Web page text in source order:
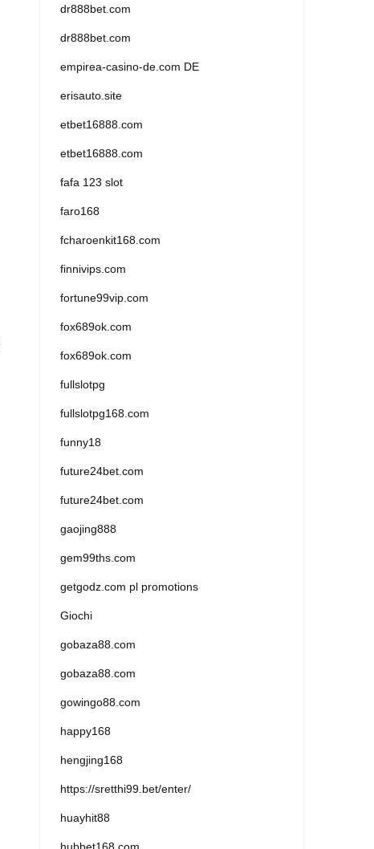
dr888bet.com
dr888bet.com
empirea-casino-de.com DE
erisauto.site
etbet16888.com
etbet16888.com
fafa 123 slot
faro168
fcharoenkit168.com
finnivips.com
fortune99vip.com
fox689ok.com
fox689ok.com
fullslotpg
fullslotpg168.com
funny18
future24bet.com
future24bet.com
gaojing888
gem99ths.com
getgodz.com pl promotions
Giochi
gobaza88.com
gobaza88.com
gowingo88.com
happy168
hengjing168
https://sretthi99.bet/enter/
huayhit88